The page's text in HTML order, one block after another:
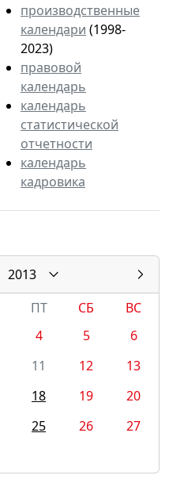
производственные
календари (1998-
2023)
правовой
календарь
календарь
статистической
отчетности
календарь
кадровика
2013
ПТ СБ
ВС
4 5
6
11 12
13
18 19
20
25 26
27